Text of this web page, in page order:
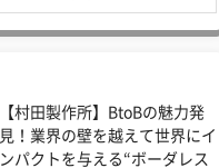
【村田製作所】BtoBの魅力発
見！業界の壁を越えて世界にイ
ンパクトを与える“ボーダレス